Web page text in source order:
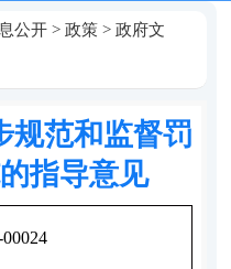
公开> 政策> 政府文
规范和监督罚
指导意见